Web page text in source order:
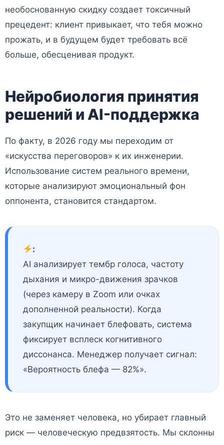
необоснованную скидку создает токсичный
прецедент: клиент привыкает, что тебя можно
прожать, и в будущем будет требовать всё
больше, обесценивая продукт.
Нейробиология принятия
решений и AI-поддержка
По факту, в 2026 году мы переходим от
«искусства переговоров» к их инженерии.
Использование систем реального времени,
которые анализируют эмоциональный фон
оппонента, становится стандартом.
:
AI анализирует тембр голоса, частоту
дыхания и микро-движения зрачков
(через камеру в Zoom или очках
дополненной реальности). Когда
закупщик начинает блефовать, система
фиксирует всплеск когнитивного
диссонанса. Менеджер получает сигнал:
«Вероятность блефа — 82%».
Это не заменяет человека, но убирает главный
риск — человеческую предвзятость. Мы склонны